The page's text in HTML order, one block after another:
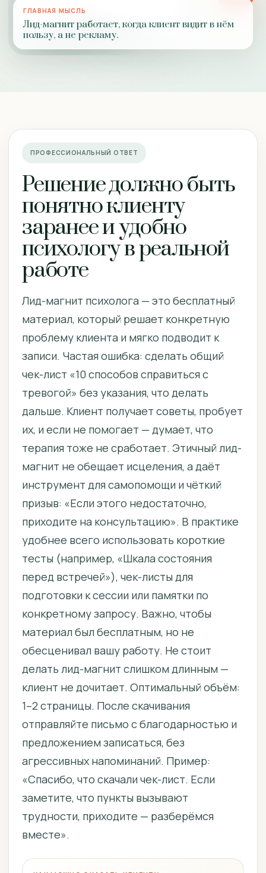
ГЛАВНАЯ МЫСЛЬ
Лид-магнит работает, когда клиент видит в нём
пользу, а не рекламу.
ПРОФЕССИОНАЛЬНЫЙ ОТВЕТ
Решение должно быть
понятно клиенту
заранее и удобно
психологу в реальной
работе
Лид-магнит психолога — это бесплатный
материал, который решает конкретную
проблему клиента и мягко подводит к
записи. Частая ошибка: сделать общий
чек-лист «10 способов справиться с
тревогой» без указания, что делать
дальше. Клиент получает советы, пробует
их, и если не помогает — думает, что
терапия тоже не сработает. Этичный лид-
магнит не обещает исцеления, а даёт
инструмент для самопомощи и чёткий
призыв: «Если этого недостаточно,
приходите на консультацию». В практике
удобнее всего использовать короткие
тесты (например, «Шкала состояния
перед встречей»), чек-листы для
подготовки к сессии или памятки по
конкретному запросу. Важно, чтобы
материал был бесплатным, но не
обесценивал вашу работу. Не стоит
делать лид-магнит слишком длинным —
клиент не дочитает. Оптимальный объём:
1–2 страницы. После скачивания
отправляйте письмо с благодарностью и
предложением записаться, без
агрессивных напоминаний. Пример:
«Спасибо, что скачали чек-лист. Если
заметите, что пункты вызывают
трудности, приходите — разберёмся
вместе».